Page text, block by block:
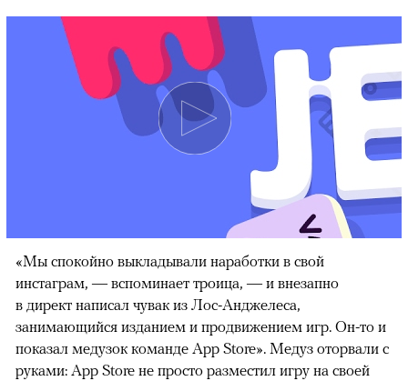
«Мы спокойно выкладывали наработки в свой
инстаграм, — вспоминает троица, — и внезапно
в директ написал чувак из Лос-Анджелеса,
занимающийся изданием и продвижением игр. Он-то и
показал медузок команде App Store». Медуз оторвали с
руками: App Store не просто разместил игру на своей